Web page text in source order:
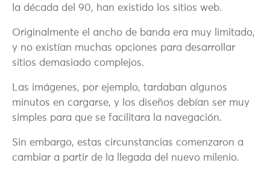
la década del 90, han existido los sitios web.
Originalmente el ancho de banda era muy limitado,
y no existían muchas opciones para desarrollar
sitios demasiado complejos.
Las imágenes, por ejemplo, tardaban algunos
minutos en cargarse, y los diseños debían ser muy
simples para que se facilitara la navegación.
Sin embargo, estas circunstancias comenzaron a
cambiar a partir de la llegada del nuevo milenio.